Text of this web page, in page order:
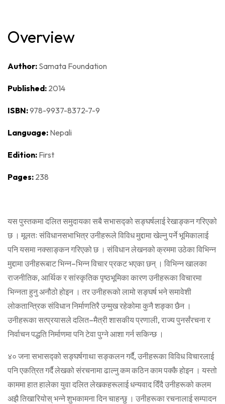
Overview
Author: Samata Foundation
Published: 2014
ISBN:978-9937-8372-7-9
Language: Nepali
Edition: First
Pages: 238
यस पुस्तकमा दलित समुदायका सबै सभासद्को सङ्घर्षलाई रेखाङ्कन गरिएको
छ । मूलतः संविधानसभाभित्र उनीहरूले विविध मुद्दामा खेल्नु पर्ने भूमिकालाई
पनि यसमा नक्साङ्कन गरिएको छ । संविधान लेखनको क्रममा उठेका विभिन्न
मुद्दामा उनीहरूबाट भिन्न–भिन्न विचार प्रकट भएका छन् । विभिन्न खालका
राजनीतिक, आर्थिक र सांस्कृतिक पृष्ठभूमिका कारण उनीहरूका विचारमा
भिन्नता हुनु अनौठो होइन । तर उनीहरूको लामो सङ्घर्ष भने समावेशी
लोकतान्त्रिक संविधान निर्माणतिरै उन्मुख रहेकोमा कुनै शङ्का छैन ।
उनीहरूका सत्प्रयासले दलित–मैत्री शासकीय प्रणाली, राज्य पुनर्संरचना र
निर्वाचन पद्धति निर्माणमा पनि टेवा पुग्ने आशा गर्न सकिन्छ ।
४० जना सभासद्को सङ्घर्षगाथा सङ्कलन गर्दै, उनीहरूका विविध विचारलाई
पनि एकत्रित गर्दै लेखको संरचनामा ढाल्नु कम कठिन काम पक्कै होइन । यस्तो
काममा हात हालेका युवा दलित लेखकहरूलाई धन्यवाद दिँदै उनीहरूको कलम
अझै तिखारियोस् भन्ने शुभकामना दिन चाहन्छु । उनीहरूका रचनालाई सम्पादन